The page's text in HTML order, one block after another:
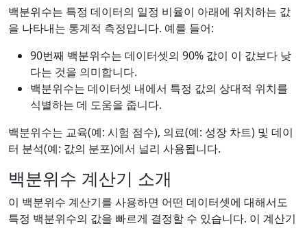
백분위수는 특정 데이터의 일정 비율이 아래에 위치하는 값
을 나타내는 통계적 측정입니다. 예를 들어:
90번째 백분위수는 데이터셋의 90% 값이 이 값보다 낮
다는 것을 의미합니다.
백분위수는 데이터셋 내에서 특정 값의 상대적 위치를
식별하는 데 도움을 줍니다.
백분위수는 교육(예: 시험 점수), 의료(예: 성장 차트) 및 데이
터 분석(예: 값의 분포)에서 널리 사용됩니다.
백분위수 계산기 소개
이 백분위수 계산기를 사용하면 어떤 데이터셋에 대해서도
특정 백분위수의 값을 빠르게 결정할 수 있습니다. 이 계산기